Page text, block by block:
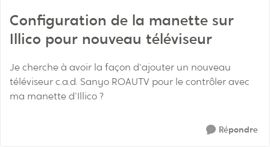
Configuration de la manette sur
Illico pour nouveau téléviseur
Je cherche à avoir la façon d'ajouter un nouveau
téléviseur c.a.d. Sanyo ROAUTV pour le contrôler avec
ma manette d'Illico ?
Répondre